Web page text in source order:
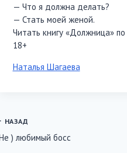
— Что я должна делать?
— Стать моей женой.
Читать книгу «Должница»
18+
Метки
Наталья Шагаева
НАЗАД
) любимый босс